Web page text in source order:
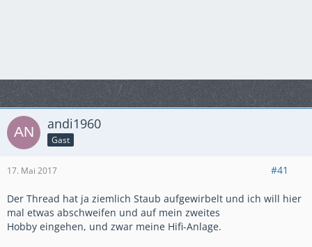
andi1960
Gast
17. Mai 2017 #41
Der Thread hat ja ziemlich Staub aufgewirbelt und ich will hier
mal etwas abschweifen und auf mein zweites
Hobby eingehen, und zwar meine Hifi-Anlage.